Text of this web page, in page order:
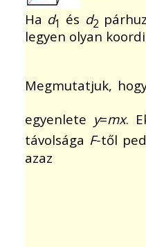
Ha d1 és d2
legyen olyan
Megmutatjuk,
egyenlete y=mx.
távolsága F-től
azaz